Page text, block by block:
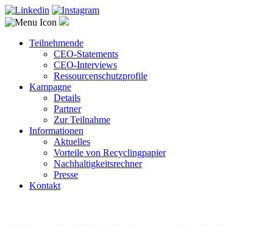
Teilnehmende
CEO-Statements
CEO-Interviews
Ressourcenschutzprofile
Kampagne
Details
Partner
Zur Teilnahme
Informationen
Aktuelles
Vorteile von Recyclingpapier
Nachhaltigkeitsrechner
Presse
Kontakt